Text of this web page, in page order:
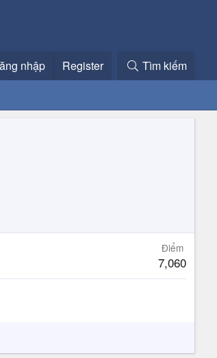
nhập Register Tìm kiếm
Điểm
7,060